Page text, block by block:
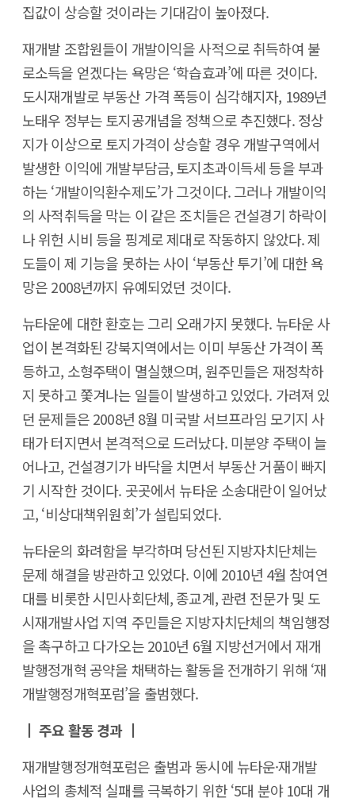
집값이 상승할 것이라는 기대감이 높아졌다.
재개발 조합원들이 개발이익을 사적으로 취득하여 불
로소득을 얻겠다는 욕망은 ‘학습효과’에 따른 것이다.
도시재개발로 부동산 가격 폭등이 심각해지자, 1989년
노태우 정부는 토지공개념을 정책으로 추진했다. 정상
지가 이상으로 토지가격이 상승할 경우 개발구역에서
발생한 이익에 개발부담금, 토지초과이득세 등을 부과
하는 ‘개발이익환수제도’가 그것이다. 그러나 개발이익
의 사적취득을 막는 이 같은 조치들은 건설경기 하락이
나 위헌 시비 등을 핑계로 제대로 작동하지 않았다. 제
도들이 제 기능을 못하는 사이 ‘부동산 투기’에 대한 욕
망은 2008년까지 유예되었던 것이다.
뉴타운에 대한 환호는 그리 오래가지 못했다. 뉴타운 사
업이 본격화된 강북지역에서는 이미 부동산 가격이 폭
등하고, 소형주택이 멸실했으며, 원주민들은 재정착하
지 못하고 쫓겨나는 일들이 발생하고 있었다. 가려져 있
던 문제들은 2008년 8월 미국발 서브프라임 모기지 사
태가 터지면서 본격적으로 드러났다. 미분양 주택이 늘
어나고, 건설경기가 바닥을 치면서 부동산 거품이 빠지
기 시작한 것이다. 곳곳에서 뉴타운 소송대란이 일어났
고, ‘비상대책위원회’가 설립되었다.
뉴타운의 화려함을 부각하며 당선된 지방자치단체는
문제 해결을 방관하고 있었다. 이에 2010년 4월 참여연
대를 비롯한 시민사회단체, 종교계, 관련 전문가 및 도
시재개발사업 지역 주민들은 지방자치단체의 책임행정
을 촉구하고 다가오는 2010년 6월 지방선거에서 재개
발행정개혁 공약을 채택하는 활동을 전개하기 위해 ‘재
개발행정개혁포럼’을 출범했다.
┃ 주요 활동 경과 ┃
재개발행정개혁포럼은 출범과 동시에 뉴타운·재개발
사업의 총체적 실패를 극복하기 위한 ‘5대 분야 10대 개